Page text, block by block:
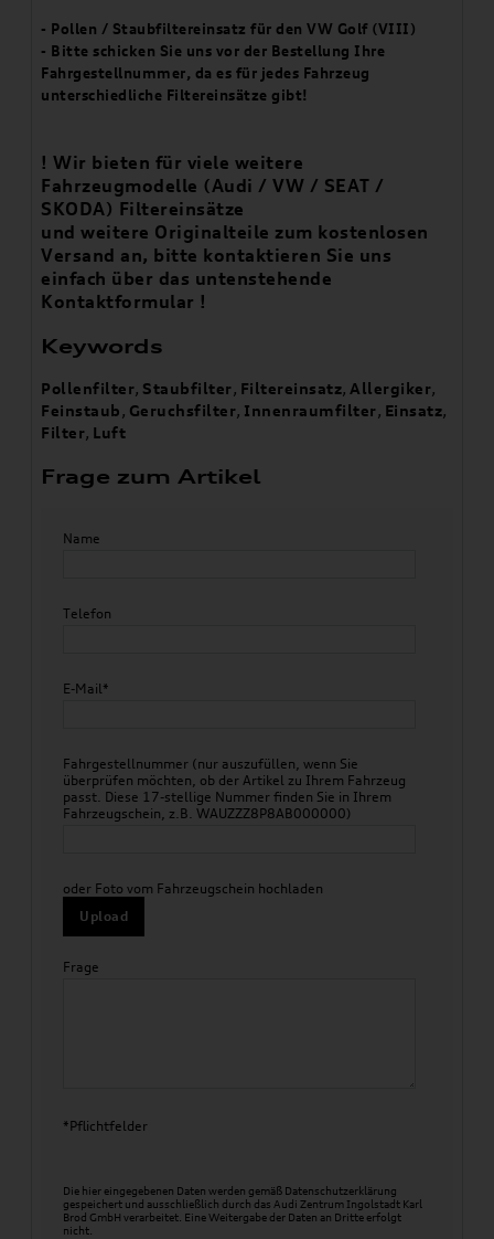
- Pollen / Staubfiltereinsatz für den VW Golf (VIII)
- Bitte schicken Sie uns vor der Bestellung Ihre
Fahrgestellnummer, da es für jedes Fahrzeug
unterschiedliche Filtereinsätze gibt!
! Wir bieten für viele weitere
Fahrzeugmodelle (Audi / VW / SEAT /
SKODA) Filtereinsätze
und weitere Originalteile zum kostenlosen
Versand an, bitte kontaktieren Sie uns
einfach über das untenstehende
Kontaktformular !
Keywords
Pollenfilter, Staubfilter, Filtereinsatz, Allergiker,
Feinstaub, Geruchsfilter, Innenraumfilter, Einsatz,
Filter, Luft
Frage zum Artikel
Name
Telefon
E-Mail*
Fahrgestellnummer (nur auszufüllen, wenn Sie
überprüfen möchten, ob der Artikel zu Ihrem Fahrzeug
passt. Diese 17-stellige Nummer finden Sie in Ihrem
Fahrzeugschein, z.B. WAUZZZ8P8AB000000)
oder Foto vom Fahrzeugschein hochladen
Upload
Frage
*Pflichtfelder
Die hier eingegebenen Daten werden gemäß Datenschutzerklärung
gespeichert und ausschließlich durch das Audi Zentrum Ingolstadt Karl
Brod GmbH verarbeitet. Eine Weitergabe der Daten an Dritte erfolgt
nicht.